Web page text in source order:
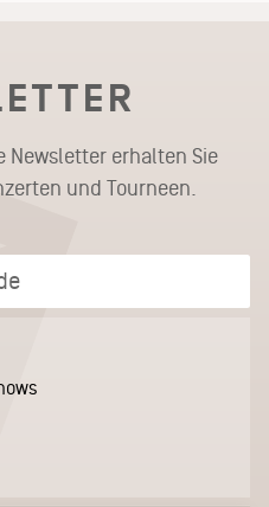
Newsletter erhalten Sie
und Tourneen.